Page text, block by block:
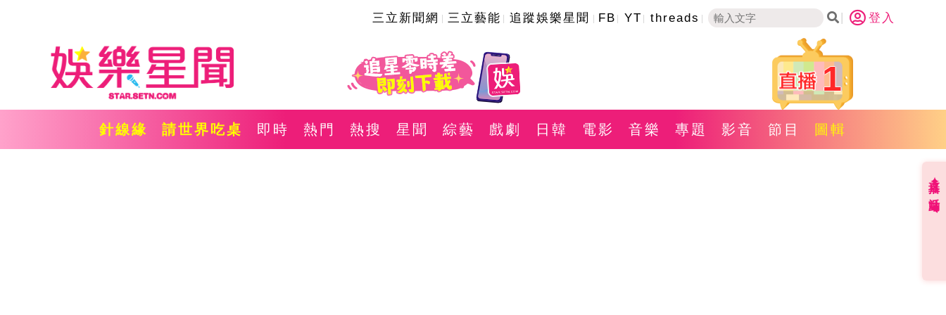
三立新聞網 三立藝能 追蹤娛樂星聞 FB YT threads 登入
1
針線緣 請世界吃桌 即時 熱門 熱搜 星聞 綜藝 戲劇 日韓 電影 音樂 專題 影音 節目 圖輯
直播✦活動